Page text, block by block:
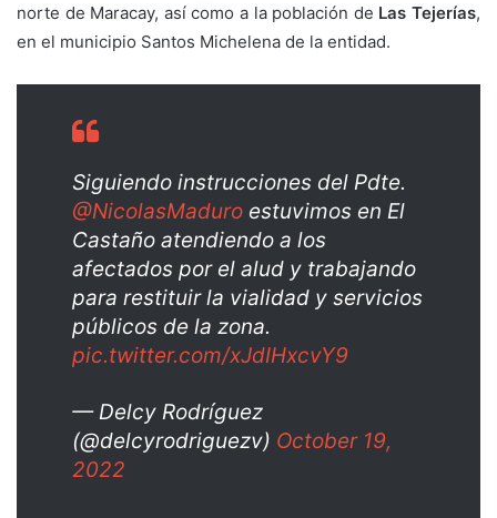
norte de Maracay, así como a la población de Las Tejerías,
en el municipio Santos Michelena de la entidad.
Siguiendo instrucciones del Pdte.
@NicolasMaduro estuvimos en El
Castaño atendiendo a los
afectados por el alud y trabajando
para restituir la vialidad y servicios
públicos de la zona.
pic.twitter.com/xJdIHxcvY9
— Delcy Rodríguez
(@delcyrodriguezv) October 19,
2022